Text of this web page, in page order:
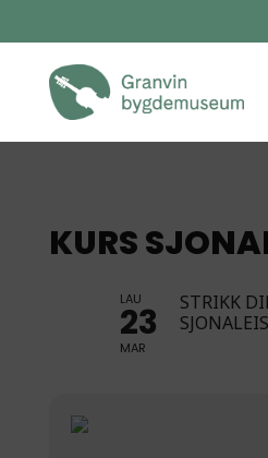
KURS
LAU
23
MAR
STRIKK